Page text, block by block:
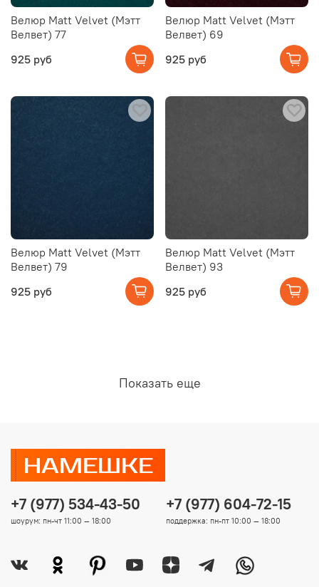
Велюр Matt Velvet (Мэтт
Велвет) 77
925 руб
Велюр Matt Velvet (Мэтт
Велвет) 69
925 руб
Велюр Matt Velvet (Мэтт
Велвет) 79
925 руб
Велюр Matt Velvet (Мэтт
Велвет) 93
925 руб
Показать еще
+7 (977) 534-43-50
шоурум: пн-чт 11:00 — 18:00
+7 (977) 604-72-15
поддержка: пн-пт 10:00 — 18:00